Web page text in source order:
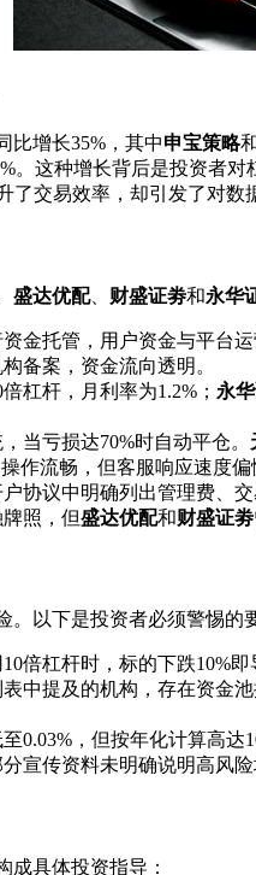
比增长35%，其中申宝策略
。这种增长背后是投资者
交易效率，却引发了对数
盛达优配、 财盛证劵和永华
金托管，用户资金与平台
备案，资金流向透明。
杠杆，月利率为1.2%； 永
当亏损达70%时自动平仓。
作流畅，但客服响应速度偏
协议中明确列出管理费、交
照，但盛达优配和财盛证劵
以下是投资者必须警惕的
倍杠杆时，标的下跌10%即
中提及的机构，存在资金
0.03%，但按年化计算高达
分宣传资料未明确说明高风
成具体投资指导：